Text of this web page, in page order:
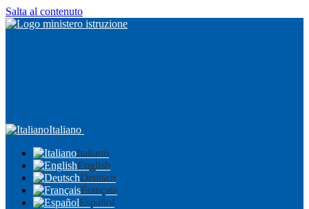
Salta al contenuto
Italiano
Italiano
English
Deutsch
Français
Español